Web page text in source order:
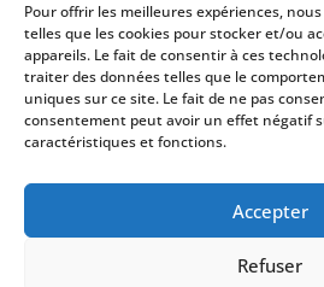
Pour offrir les meilleures expériences,
telles que les cookies pour stocker et/ou
appareils. Le fait de consentir à ces
traiter des données telles que le
uniques sur ce site. Le fait de ne pas
consentement peut avoir un effet négatif
caractéristiques et fonctions.
Accepter
Refuser
Presse
Programme PDF
Billetterie
Recrutement
Mentions légales
SUIVEZ-NOUS